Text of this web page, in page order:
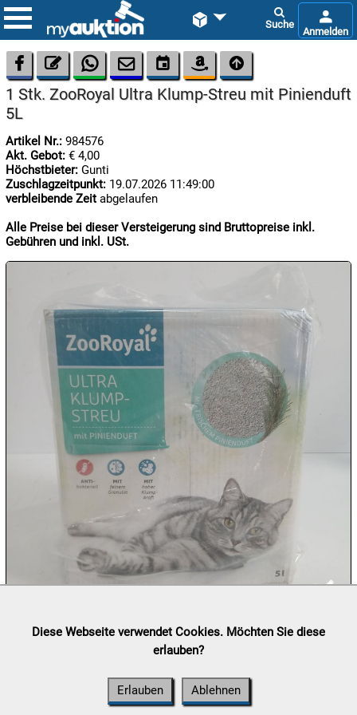
 
07.08:

Megaabverkauf
      
1 Stk. ZooRoyal Ultra Klump-Streu mit Pinienduft
5L
Artikel Nr.: 984576
Akt. Gebot: € 4,00
Höchstbieter: Gunti
Zuschlagzeitpunkt: 19.07.2026 11:49:00
verbleibende Zeit abgelaufen
Alle Preise bei dieser Versteigerung sind Bruttopreise inkl.
Gebühren und inkl. USt.
Lieferung:Abholung, Versand durchpost.at
(⛟ Versandkostenübersicht)
Diese Webseite verwendet Cookies. Möchten Sie diese
erlauben?
Erlauben Ablehnen